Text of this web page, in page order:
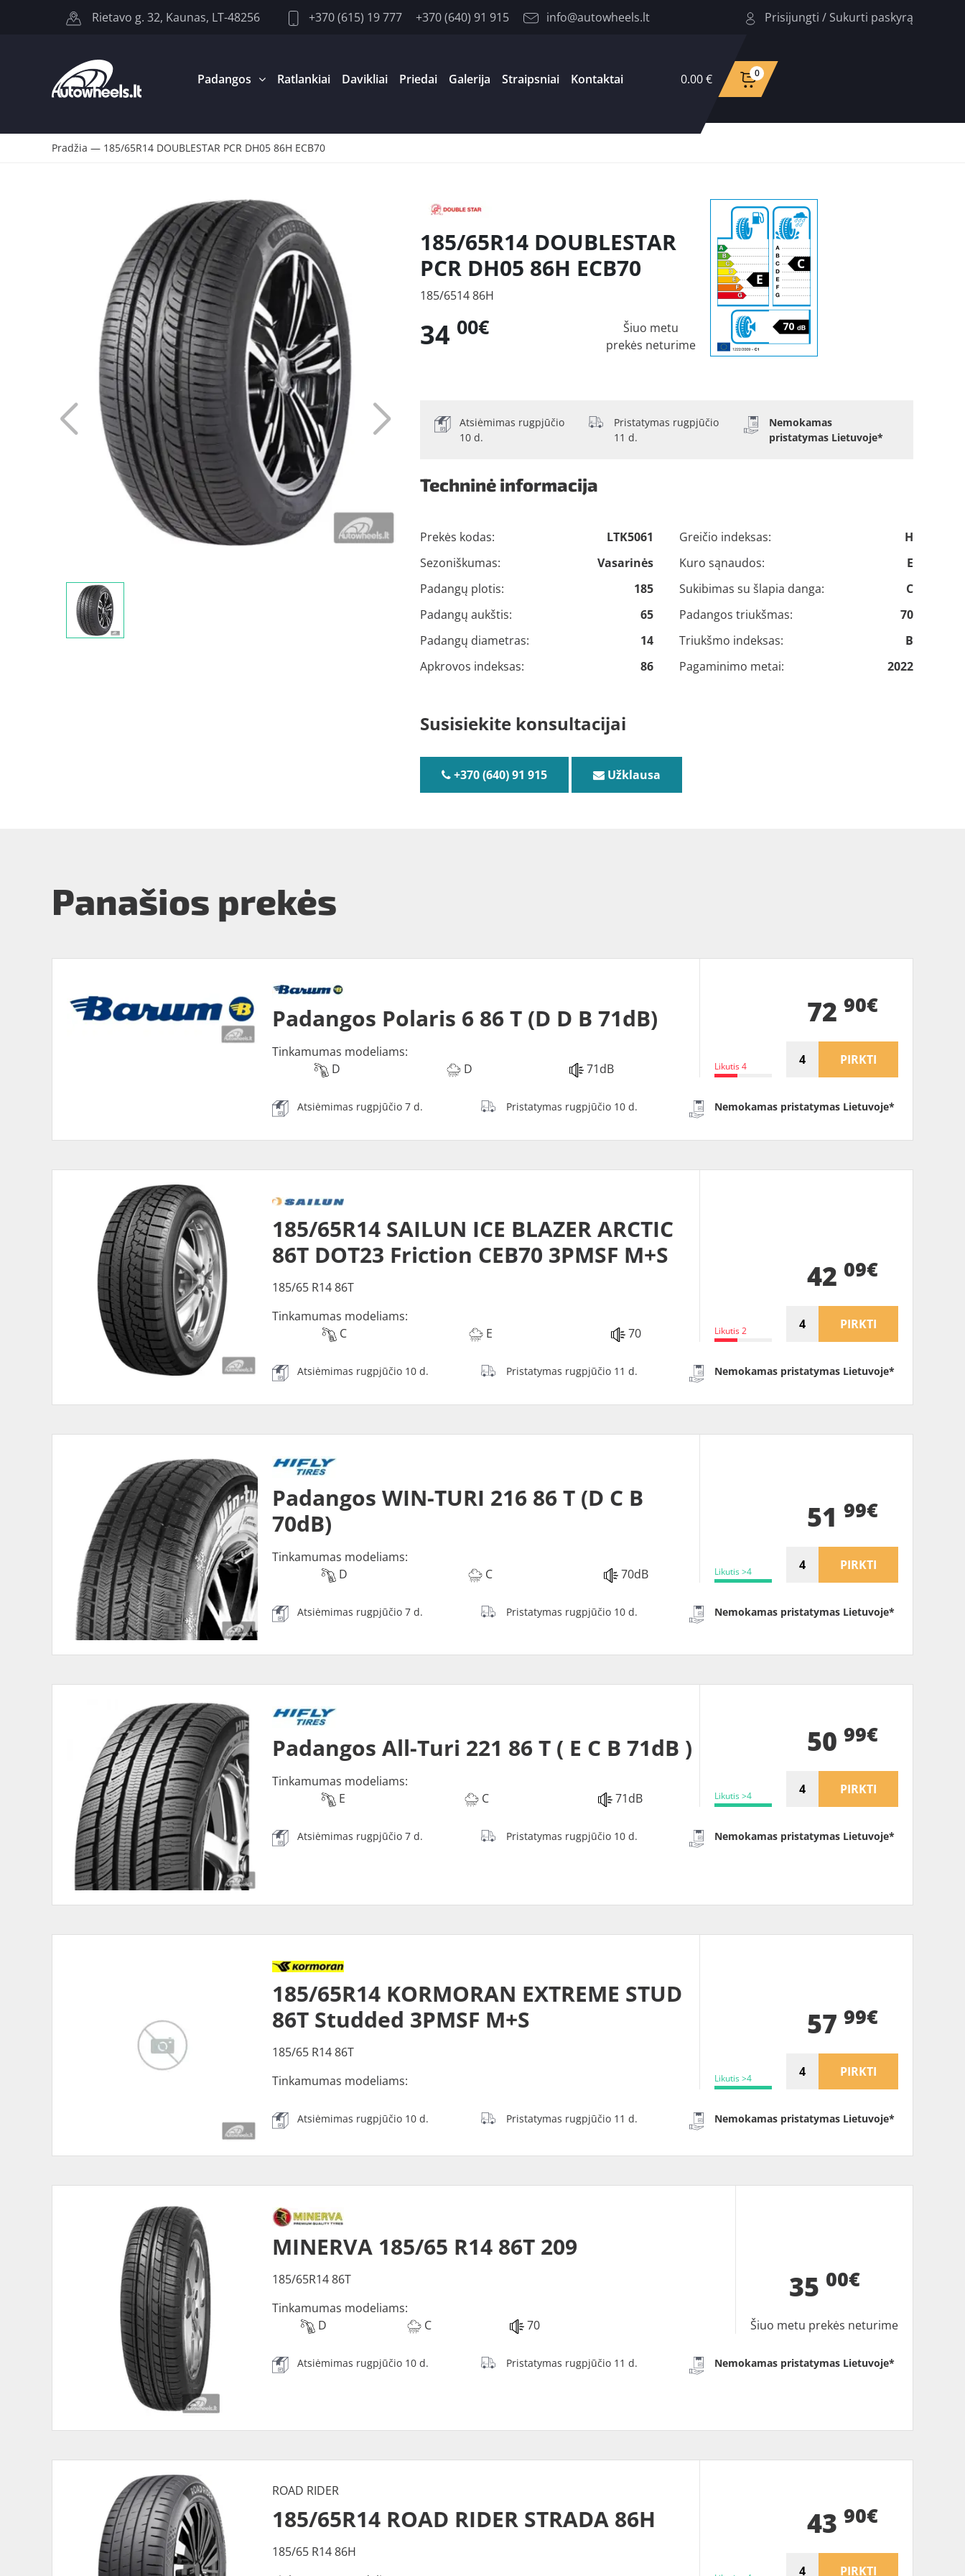
Rietavo g. 32, Kaunas, LT-48256 +370 (615) 19 777 +370 (640) 91 915 info@autowheels.lt Prisijungti / Sukurti paskyrą
Padangos Ratlankiai Davikliai Priedai Galerija Straipsniai Kontaktai 0.00 € 0
Pradžia — 185/65R14 DOUBLESTAR PCR DH05 86H ECB70
185/65R14 DOUBLESTAR
PCR DH05 86H ECB70
185/6514 86H
34 00€
Šiuo metu
prekės neturime
Atsiėmimas rugpjūčio
10 d.
Pristatymas rugpjūčio
11 d.
Nemokamas
pristatymas Lietuvoje*
Techninė informacija
Prekės kodas:
LTK5061
Sezoniškumas:
Vasarinės
Padangų plotis:
185
Padangų aukštis:
65
Padangų diametras:
14
Apkrovos indeksas:
86
Greičio indeksas:
H
Kuro sąnaudos:
E
Sukibimas su šlapia danga:
C
Padangos triukšmas:
70
Triukšmo indeksas:
B
Pagaminimo metai:
2022
Susisiekite konsultacijai
+370 (640) 91 915 Užklausa
Panašios prekės
Padangos Polaris 6 86 T (D D B 71dB)
Tinkamumas modeliams:
D
D 71dB Likutis 4
72 90€
PIRKTI
Atsiėmimas rugpjūčio 7 d. Pristatymas rugpjūčio 10 d. Nemokamas pristatymas Lietuvoje*
185/65R14 SAILUN ICE BLAZER ARCTIC
86T DOT23 Friction CEB70 3PMSF M+S
185/65 R14 86T
Tinkamumas modeliams:
C
E 70 Likutis 2
42 09€
PIRKTI
Atsiėmimas rugpjūčio 10 d. Pristatymas rugpjūčio 11 d. Nemokamas pristatymas Lietuvoje*
Padangos WIN-TURI 216 86 T (D C B
70dB)
Tinkamumas modeliams:
D
C 70dB Likutis >4
51 99€
PIRKTI
Atsiėmimas rugpjūčio 7 d. Pristatymas rugpjūčio 10 d. Nemokamas pristatymas Lietuvoje*
Padangos All-Turi 221 86 T ( E C B 71dB )
Tinkamumas modeliams:
E
C 71dB Likutis >4
50 99€
PIRKTI
Atsiėmimas rugpjūčio 7 d. Pristatymas rugpjūčio 10 d. Nemokamas pristatymas Lietuvoje*
185/65R14 KORMORAN EXTREME STUD
86T Studded 3PMSF M+S
185/65 R14 86T
Tinkamumas modeliams:
Likutis >4
57 99€
PIRKTI
Atsiėmimas rugpjūčio 10 d. Pristatymas rugpjūčio 11 d. Nemokamas pristatymas Lietuvoje*
MINERVA 185/65 R14 86T 209
185/65R14 86T
Tinkamumas modeliams:
D
C 70
35 00€
Šiuo metu prekės neturime
Atsiėmimas rugpjūčio 10 d. Pristatymas rugpjūčio 11 d. Nemokamas pristatymas Lietuvoje*
ROAD RIDER
185/65R14 ROAD RIDER STRADA 86H
185/65 R14 86H
43 90€
PIRKTI